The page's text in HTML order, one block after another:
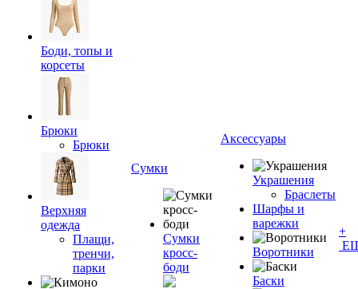
Боди, топы и
корсеты
Брюки
Брюки
Верхняя
одежда
Плащи,
тренчи,
парки
Сумки
Сумки
кросс-
боди
Аксессуары
Украшения
Браслеты
Шарфы и
варежки
Воротники
Баски
+